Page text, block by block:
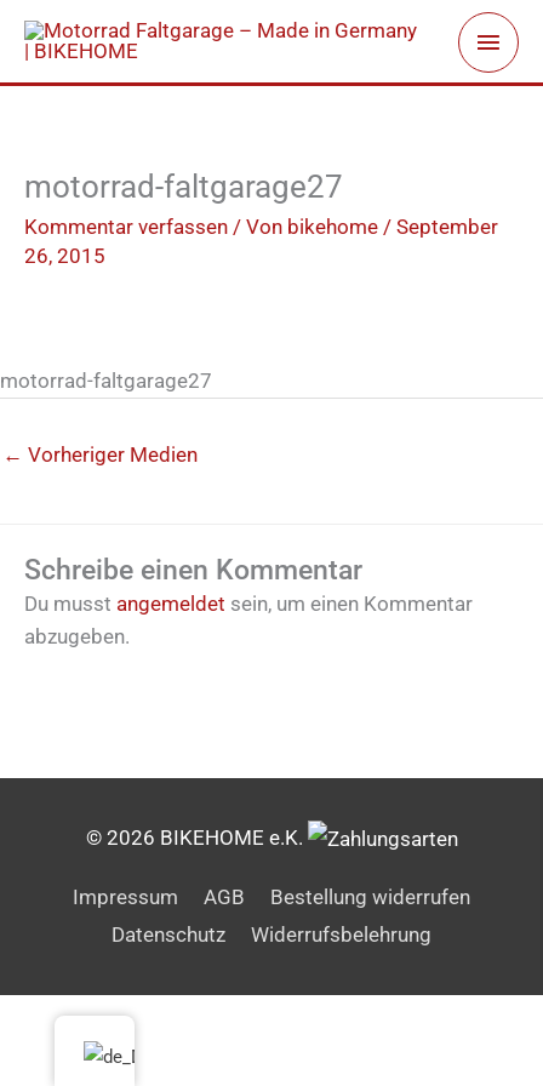
Zum
Inhalt
springen
motorrad-faltgarage27
Kommentar verfassen / Von bikehome / September
26, 2015
motorrad-faltgarage27
← Vorheriger Medien
Schreibe einen Kommentar
Du musst angemeldet sein, um einen Kommentar
abzugeben.
© 2026 BIKEHOME e.K.
Impressum AGB
Bestellung widerrufen
Datenschutz
Widerrufsbelehrung